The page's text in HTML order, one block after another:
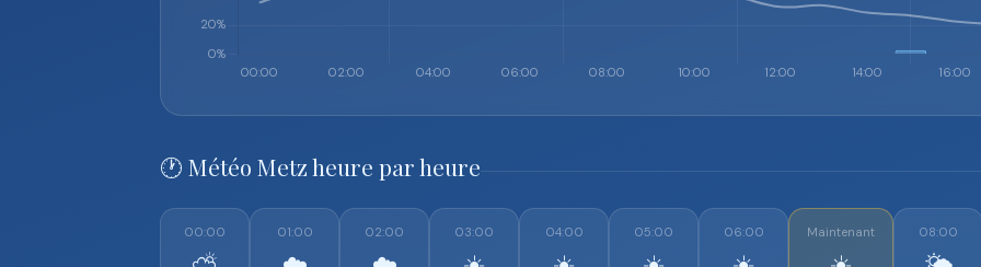
🕐 Météo Metz heure par heure
00:00 01:00 02:00 03:00 04:00 05:00 06:00 Maintenant 08:00